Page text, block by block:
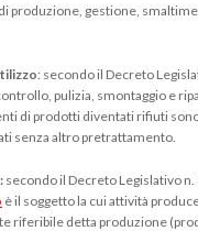
produzione, gestione,
: secondo il Decreto
pulizia, smontaggio e
di prodotti diventati rifiuti
senza altro pretrattamento.
secondo il Decreto Legislativo
è il soggetto la cui attività
riferibile detta produzione